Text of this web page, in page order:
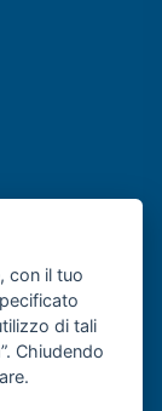
con il tuo
di tali
Chiudendo